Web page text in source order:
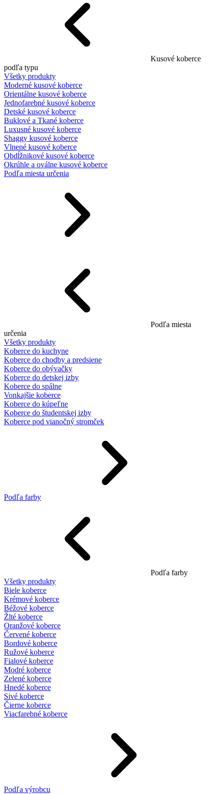
Kusové koberce
podľa typu
Všetky produkty
Moderné kusové koberce
Orientálne kusové koberce
Jednofarebné kusové koberce
Detské kusové koberce
Buklové a Tkané koberce
Luxusné kusové koberce
Shaggy kusové koberce
Vlnené kusové koberce
Obdĺžnikové kusové koberce
Okrúhle a oválne kusové koberce
Podľa miesta určenia
Podľa miesta
určenia
Všetky produkty
Koberce do kuchyne
Koberce do chodby a predsiene
Koberce do obývačky
Koberce do detskej izby
Koberce do spálne
Vonkajšie koberce
Koberce do kúpeľne
Koberce do študentskej izby
Koberce pod vianočný stromček
Podľa farby
Podľa farby
Všetky produkty
Biele koberce
Krémové koberce
Béžové koberce
Žlté koberce
Oranžové koberce
Červené koberce
Bordové koberce
Ružové koberce
Fialové koberce
Modré koberce
Zelené koberce
Hnedé koberce
Sivé koberce
Čierne koberce
Viacfarebné koberce
Podľa výrobcu